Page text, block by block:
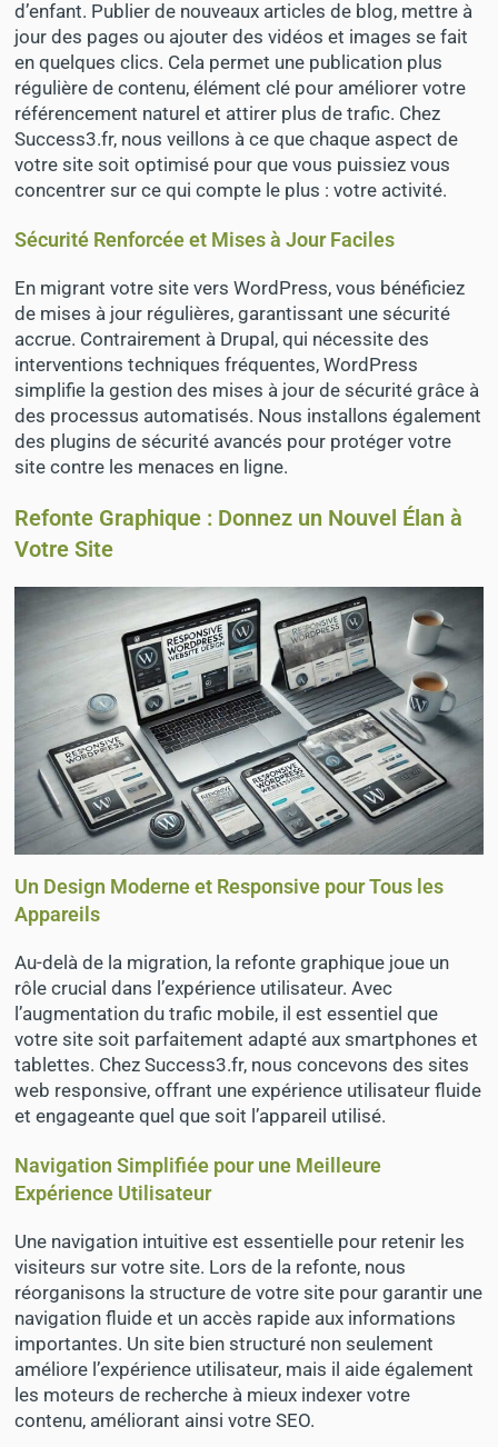
d’enfant. Publier de nouveaux articles de blog, mettre à
jour des pages ou ajouter des vidéos et images se fait
en quelques clics. Cela permet une publication plus
régulière de contenu, élément clé pour améliorer votre
référencement naturel et attirer plus de trafic. Chez
Success3.fr, nous veillons à ce que chaque aspect de
votre site soit optimisé pour que vous puissiez vous
concentrer sur ce qui compte le plus : votre activité.
Sécurité Renforcée et Mises à Jour Faciles
En migrant votre site vers WordPress, vous bénéficiez
de mises à jour régulières, garantissant une sécurité
accrue. Contrairement à Drupal, qui nécessite des
interventions techniques fréquentes, WordPress
simplifie la gestion des mises à jour de sécurité grâce à
des processus automatisés. Nous installons également
des plugins de sécurité avancés pour protéger votre
site contre les menaces en ligne.
Refonte Graphique : Donnez un Nouvel Élan à
Votre Site
Un Design Moderne et Responsive pour Tous les
Appareils
Au-delà de la migration, la refonte graphique joue un
rôle crucial dans l’expérience utilisateur. Avec
l’augmentation du trafic mobile, il est essentiel que
votre site soit parfaitement adapté aux smartphones et
tablettes. Chez Success3.fr, nous concevons des sites
web responsive, offrant une expérience utilisateur fluide
et engageante quel que soit l’appareil utilisé.
Navigation Simplifiée pour une Meilleure
Expérience Utilisateur
Une navigation intuitive est essentielle pour retenir les
visiteurs sur votre site. Lors de la refonte, nous
réorganisons la structure de votre site pour garantir une
navigation fluide et un accès rapide aux informations
importantes. Un site bien structuré non seulement
améliore l’expérience utilisateur, mais il aide également
les moteurs de recherche à mieux indexer votre
contenu, améliorant ainsi votre SEO.